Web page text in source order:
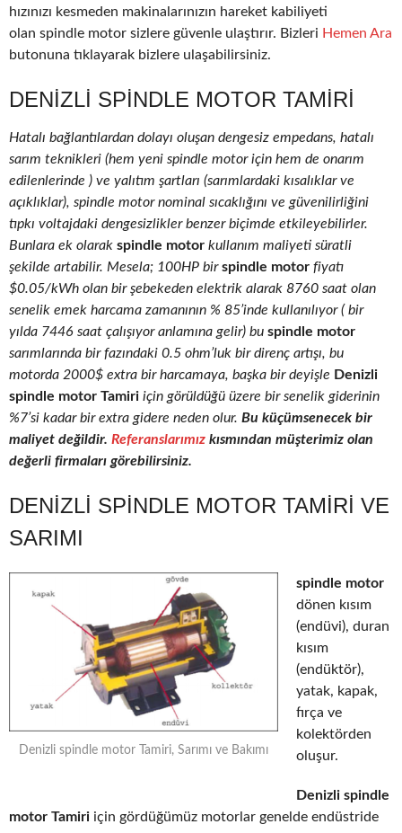
hızınızı kesmeden makinalarınızın hareket kabiliyeti
olan spindle motor sizlere güvenle ulaştırır. Bizleri Hemen Ara
butonuna tıklayarak bizlere ulaşabilirsiniz.
DENIZLI SPINDLE MOTOR TAMIRI
Hatalı bağlantılardan dolayı oluşan dengesiz empedans, hatalı
sarım teknikleri (hem yeni spindle motor için hem de onarım
edilenlerinde ) ve yalıtım şartları (sarımlardaki kısalıklar ve
açıklıklar), spindle motor nominal sıcaklığını ve güvenilirliğini
tıpkı voltajdaki dengesizlikler benzer biçimde etkileyebilirler.
Bunlara ek olarak spindle motor kullanım maliyeti süratli
şekilde artabilir. Mesela; 100HP birspindle motor fiyatı
$0.05/kWh olan bir şebekeden elektrik alarak 8760 saat olan
senelik emek harcama zamanının % 85’inde kullanılıyor ( bir
yılda 7446 saat çalışıyor anlamına gelir) bu spindle motor
sarımlarında bir fazındaki 0.5 ohm’luk bir direnç artışı, bu
motorda 2000$ extra bir harcamaya, başka bir deyişle Denizli
spindle motor Tamiri için görüldüğü üzere bir senelik giderinin
%7’si kadar bir extra gidere neden olur. Bu küçümsenecek bir
maliyet değildir. Referanslarımız kısmından müşterimiz olan
değerli firmaları görebilirsiniz.
DENIZLI SPINDLE MOTOR TAMIRI VE
SARIMI
Denizli spindle motor Tamiri, Sarımı ve Bakımı
spindle motor
dönen kısım
(endüvi), duran
kısım
(endüktör),
yatak, kapak,
fırça ve
kolektörden
oluşur.
Denizli spindle
motor Tamiri için gördüğümüz motorlar genelde endüstride